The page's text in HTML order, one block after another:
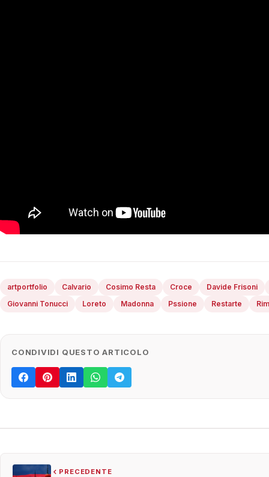
artportfolio Calvario Cosimo Resta Croce
Davide Frisoni
Giovanni Tonucci
Loreto Madonna Pssione Restarte
CONDIVIDI QUESTO ARTICOLO
PRECEDENTE